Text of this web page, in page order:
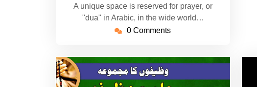
A unique space is reserved for prayer, or
"dua" in Arabic, in the wide world…
0 Comments